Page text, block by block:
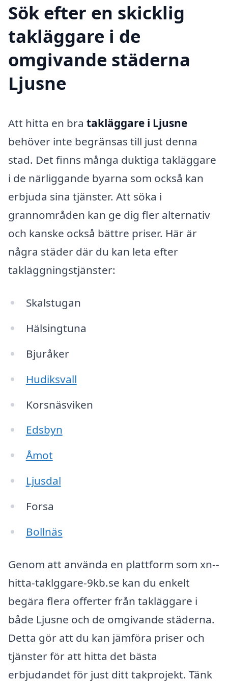
Sök efter en skicklig
takläggare i de
omgivande städerna
Ljusne
Att hitta en bra takläggare i Ljusne
behöver inte begränsas till just denna
stad. Det finns många duktiga takläggare
i de närliggande byarna som också kan
erbjuda sina tjänster. Att söka i
grannområden kan ge dig fler alternativ
och kanske också bättre priser. Här är
några städer där du kan leta efter
takläggningstjänster:
Skalstugan
Hälsingtuna
Bjuråker
Hudiksvall
Korsnäsviken
Edsbyn
Åmot
Ljusdal
Forsa
Bollnäs
Genom att använda en plattform som xn--
hitta-taklggare-9kb.se kan du enkelt
begära flera offerter från takläggare i
både Ljusne och de omgivande städerna.
Detta gör att du kan jämföra priser och
tjänster för att hitta det bästa
erbjudandet för just ditt takprojekt. Tänk